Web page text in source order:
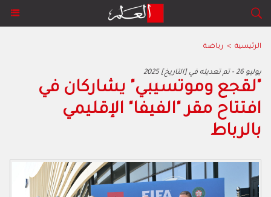
الرئيسية > رياضة
2025 يوليو 26 - تم تعديله في [التاريخ]
"لقجع وموتسيبي" يشاركان في
افتتاح مقر "الفيفا" الإقليمي
بالرباط